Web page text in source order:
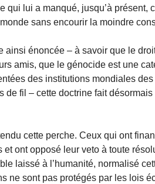
lui a manqué, jusqu’à présent,
sans encourir la moindre
énoncée – à savoir que le
amis, que le génocide est une
des institutions mondiales des
de fil – cette doctrine fait
cette perche. Ceux qui ont
ont opposé leur veto à toute
laissé à l’humanité, normalisé
ne sont pas protégés par les lois